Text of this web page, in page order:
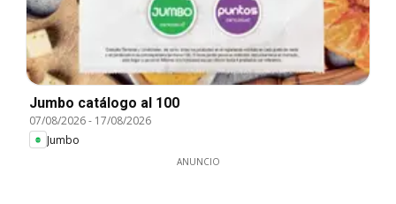
Jumbo catálogo al 100
07/08/2026- 17/08/2026
Jumbo
ANUNCIO